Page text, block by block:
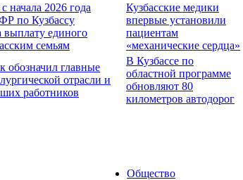
начала 2026 года
по Кузбассу
выплату единого
семьям
Кузбасские медики
впервые установили
пациентам
«механические сердца»
обозначил главные
отрасли и
работников
В Кузбассе по
областной программе
обновляют 80
километров автодорог
Общество